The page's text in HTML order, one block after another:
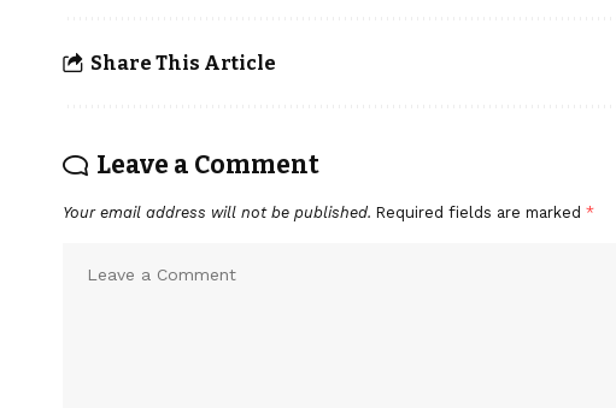
Share This Article
Leave a Comment
Your email address will not be published. Required fields are marked *